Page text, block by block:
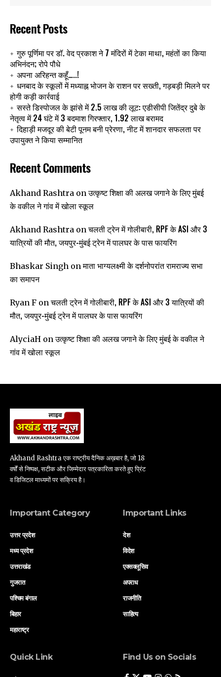
Recent Posts
गुरु पूर्णिमा पर डॉ. वेद प्रकाश ने 7 मंदिरों में टेका माथा, महंतों का किया
अभिनंदन; रोपे पौधे
अपना अरिहन्त कहूँ…..!
धनबाद के स्कूलों में मध्याह्न भोजन के राशन पर सख्ती, गड़बड़ी मिलने पर
होगी कड़ी कार्रवाई
सस्ते डिस्पोजल के झांसे में 2.5 लाख की लूट: एडीसीपी जितेंद्र दुबे के
नेतृत्व में 24 घंटे में 3 बदमाश गिरफ्तार, 1.92 लाख बरामद
दिहाड़ी मजदूर की बेटी पूनम बनी प्रेरणा, नीट में शानदार सफलता पर
उपायुक्त ने किया सम्मानित
Recent Comments
Akhand Rashtra onउत्कृष्ट शिक्षा की अलख जगाने के लिए मुंबई
के वकील ने गांव में खोला स्कूल
Akhand Rashtra onचलती ट्रेन में गोलीबारी, RPF के ASI और 3
यात्रियों की मौत, जयपुर-मुंबई ट्रेन में पालघर के पास फायरिंग
Bhaskar Singh onमाता भाग्यलक्ष्मी के दर्शनोपरांत रामराज्य सभा
का समापन
Ryan F onचलती ट्रेन में गोलीबारी, RPF के ASI और 3 यात्रियों की
मौत, जयपुर-मुंबई ट्रेन में पालघर के पास फायरिंग
AlyciaH onउत्कृष्ट शिक्षा की अलख जगाने के लिए मुंबई के वकील ने
गांव में खोला स्कूल
Akhand Rashtra एक राष्ट्रीय दैनिक अख़बार है, जो 18
वर्षों से निष्पक्ष, सटीक और जिम्मेदार पत्रकारिता करते हुए प्रिंट
व डिजिटल माध्यमों पर सक्रिय है।
Important Category
उत्तर प्रदेश
मध्य प्रदेश
उत्तराखंड
गुजरात
पश्चिम बंगाल
बिहार
महाराष्ट्र
Important Links
देश
विदेश
एक्सक्लूसिव
अपराध
राजनीति
साहित्य
Quick Link Find Us on Socials